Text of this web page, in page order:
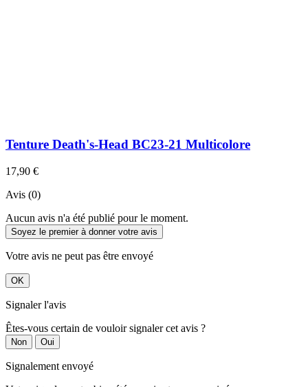
Tenture Death's-Head BC23-21 Multicolore
17,90 €
Avis (0)
Aucun avis n'a été publié pour le moment.
Soyez le premier à donner votre avis
Votre avis ne peut pas être envoyé
OK
Signaler l'avis
Êtes-vous certain de vouloir signaler cet avis ?
Non Oui
Signalement envoyé